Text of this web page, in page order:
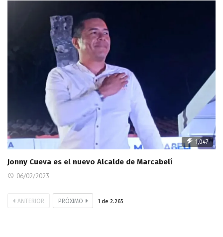
1,047
Jonny Cueva es el nuevo Alcalde de Marcabelí
06/02/2023
ANTERIOR PRÓXIMO 1 de 2.265